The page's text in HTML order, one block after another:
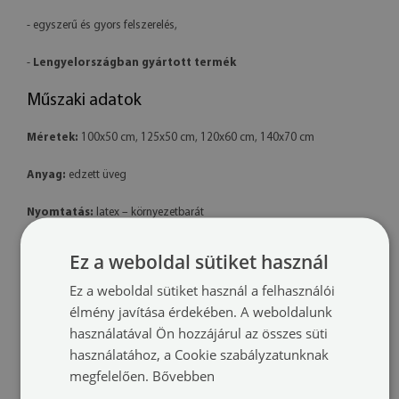
- egyszerű és gyors felszerelés,
- Lengyelországban gyártott termék
Műszaki adatok
Méretek: 100x50 cm, 125x50 cm, 120x60 cm, 140x70 cm
Anyag: edzett üveg
Nyomtatás: latex – környezetbarát
Felszerelés: a termék készen áll a felszerelésre. A csomag tartalmaz
professzionális polimer ragasztót is.
További információk:
- A késztermék színei kissé eltérhetnek a látványtervtől a
Ez a weboldal sütiket használ
Ez a weboldal sütiket használ a felhasználói
élmény javítása érdekében. A weboldalunk
használatával Ön hozzájárul az összes süti
használatához, a Cookie szabályzatunknak
megfelelően. Bővebben